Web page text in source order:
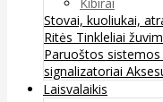
Stovai, kuoliukai,
Ritės Tinkleliai
Paruoštos sistemos
signalizatoriai
Laisvalaikis